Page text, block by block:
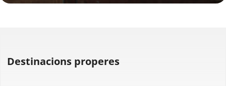
Destinacions properes